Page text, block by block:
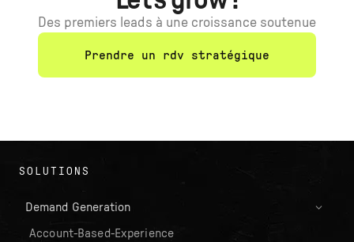
Des premiers leads à une croissance soutenue
Prendre un rdv stratégique
SOLUTIONS
Demand Generation
Account-Based-Experience